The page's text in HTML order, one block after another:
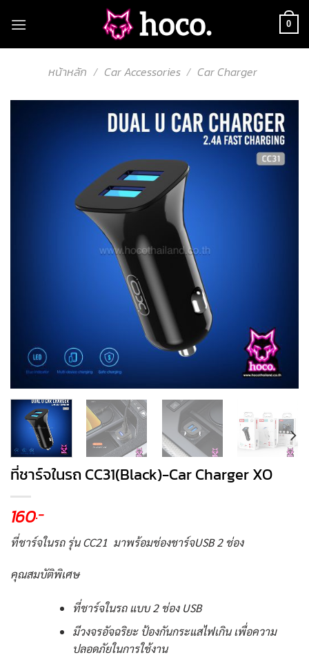
0
หน้าหลัก / Car Accessories / Car Charger
ที่ชาร์จในรถ CC31(Black)-Car Charger XO
160.-
ที่ชาร์จในรถ รุ่น CC21 มาพร้อมช่องชาร์จUSB 2 ช่อง
คุณสมบัติพิเศษ
ที่ชาร์จในรถ แบบ 2 ช่อง USB
มีวงจรอัจฉริยะ ป้องกันกระแสไฟเกิน เพื่อความ
ปลอดภัยในการใช้งาน